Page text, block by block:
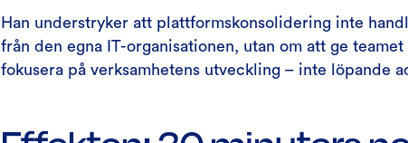
Han understryker att plattformskonsolidering inte
från den egna IT-organisationen, utan om att ge
fokusera på verksamhetens utveckling – inte löpande